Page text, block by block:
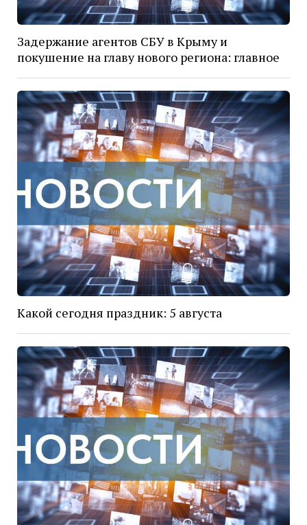
Задержание агентов СБУ в Крыму и
покушение на главу нового региона: главное
Какой сегодня праздник: 5 августа